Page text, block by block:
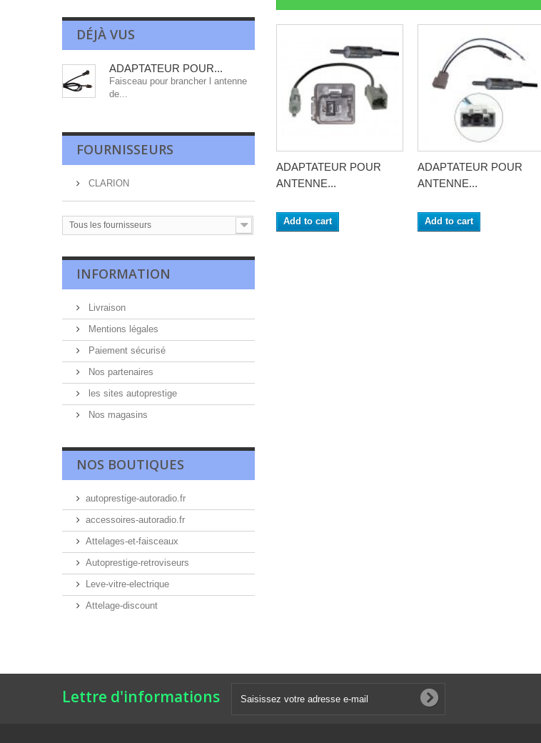
DÉJÀ VUS
ADAPTATEUR POUR...
Faisceau pour brancher l antenne
de...
FOURNISSEURS
CLARION
Tous les fournisseurs
INFORMATION
Livraison
Mentions légales
Paiement sécurisé
Nos partenaires
les sites autoprestige
Nos magasins
NOS BOUTIQUES
autoprestige-autoradio.fr
accessoires-autoradio.fr
Attelages-et-faisceaux
Autoprestige-retroviseurs
Leve-vitre-electrique
Attelage-discount
ADAPTATEUR POUR
ANTENNE...
Add to cart
ADAPTATEUR POUR
ANTENNE...
Add to cart
Lettre d'informations